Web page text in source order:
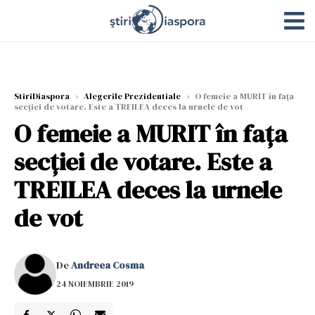
StiriDiaspora › Alegerile Prezidentiale › O femeie a MURIT în faţa
secţiei de votare. Este a TREILEA deces la urnele de vot
O femeie a MURIT în faţa
secţiei de votare. Este a
TREILEA deces la urnele
de vot
DeAndreea Cosma
24 NOIEMBRIE 2019